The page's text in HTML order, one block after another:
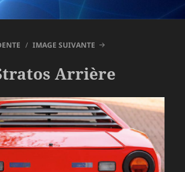
IMAGE SUIVANTE
Arrière